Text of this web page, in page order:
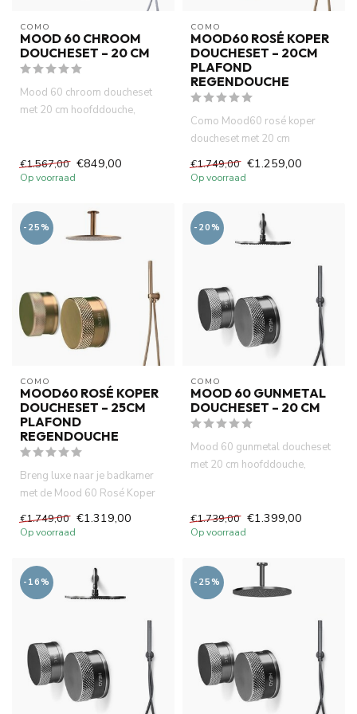
COMO
MOOD 60 CHROOM
DOUCHESET – 20 CM
Mood 60 chroom doucheset
met 20 cm hoofddouche,
€1.567,00 €849,00
Op voorraad
COMO
MOOD60 ROSÉ KOPER
DOUCHESET – 20CM
PLAFOND
REGENDOUCHE
Como Mood60 rosé koper
doucheset met 20 cm
regendouche en ingebouwde
thermostaat...
€1.749,00 €1.259,00
Op voorraad
-25%
COMO
MOOD60 ROSÉ KOPER
DOUCHESET – 25CM
PLAFOND
REGENDOUCHE
Breng luxe naar je badkamer
met de Mood 60 Rosé Koper
Doucheset. Geniet van een ...
€1.749,00 €1.319,00
Op voorraad
-20%
COMO
MOOD 60 GUNMETAL
DOUCHESET – 20 CM
Mood 60 gunmetal doucheset
met 20 cm hoofddouche,
€1.739,00 €1.399,00
Op voorraad
-16% -25%